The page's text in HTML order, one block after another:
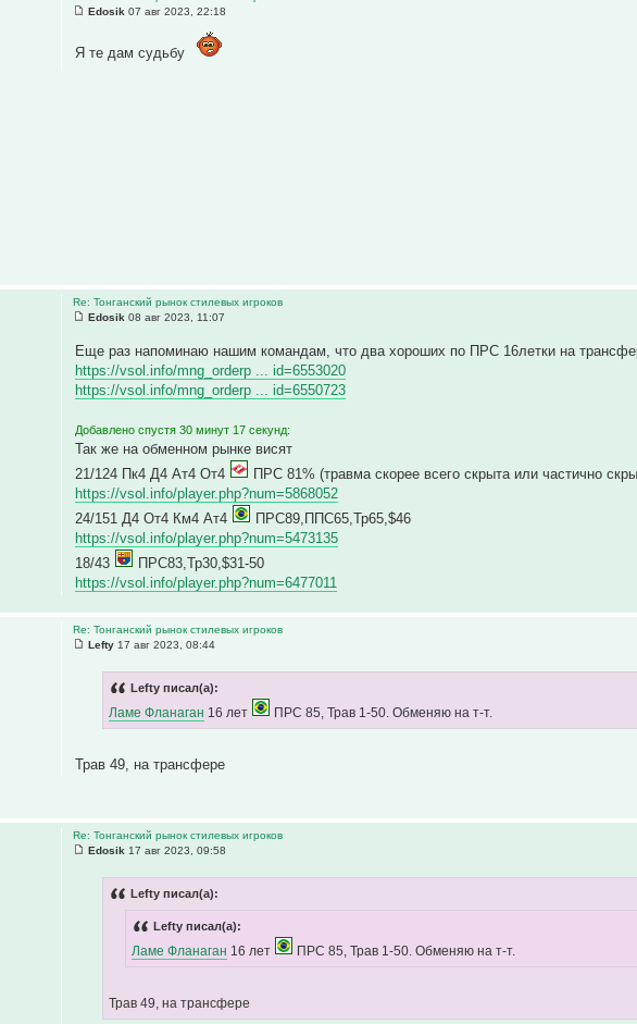
Edosik 07 авг 2023, 22:18
Я те дам судьбу
Re: Тонганский рынок стилевых игроков
Edosik 08 авг 2023, 11:07
Еще раз напоминаю нашим командам, что два хороших по ПРС 16летки на
https://vsol.info/mng_orderp ... id=6553020
https://vsol.info/mng_orderp ... id=6550723
Добавлено спустя 30 минут 17 секунд:
Так же на обменном рынке висят
21/124 Пк4 Д4 Ат4 От4
ПРС 81% (травма скорее всего скрыта или частично
https://vsol.info/player.php?num=5868052
24/151 Д4 От4 Км4 Ат4
ПРС89,ППС65,Тр65,$46
https://vsol.info/player.php?num=5473135
18/43
ПРС83,Тр30,$31-50
https://vsol.info/player.php?num=6477011
Re: Тонганский рынок стилевых игроков
Lefty 17 авг 2023, 08:44
Lefty писал(а):
Ламе Фланаган 16 лет ПРС 85, Трав 1-50. Обменяю на т-т.
Трав 49, на трансфере
Re: Тонганский рынок стилевых игроков
Edosik 17 авг 2023, 09:58
Lefty писал(а):
Lefty писал(а):
Ламе Фланаган 16 лет ПРС 85, Трав 1-50. Обменяю на т-т.
Трав 49, на трансфере